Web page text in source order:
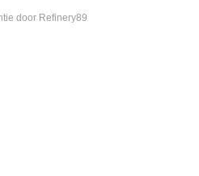
door Refinery89